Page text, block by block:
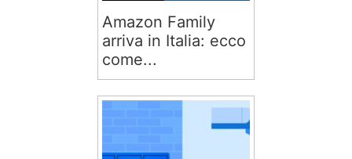
Amazon Family
arriva in Italia: ecco
come...